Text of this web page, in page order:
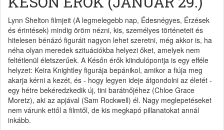
Lynn Shelton filmjeit (A legmelegebb nap, Édesnégyes, Érzések
és érintések) mindig öröm nézni, kis, személyes történeteit és
hitelesen bénázó figuráit nagyon lehet szeretni, még akkor is, ha
néha olyan meredek szituációkba helyezi őket, amelyek nem
feltétlenül életszerűek. A Későn érők kiindulópontja is egy efféle
helyzet: Keira Knightley figurája bepánikol, amikor a fiúja meg
akarja kérni a kezét, és - hogy legyen ideje átgondolni az életét -
egy hétre bekéredzkedik új, tini barátnőjéhez (Chloe Grace
Moretz), aki az apjával (Sam Rockwell) él. Nagy meglepetéseket
nem várunk ettől a filmtől, de kis megkapó pillanatokat annál
inkább.